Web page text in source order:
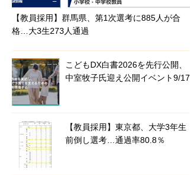
【教員採用】群馬県、第1次選考に885人が合
格…大3生273人通過
こどもDX白書2026を先行公開、
中室牧子氏迎え公開イベント9/17
【教員採用】東京都、大学3年生
前倒し選考…通過率80.8％